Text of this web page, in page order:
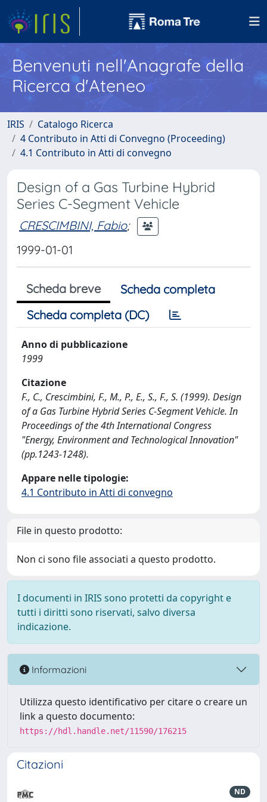
Benvenuti nell'Anagrafe della
Ricerca d'Ateneo
IRIS
Catalogo Ricerca
4 Contributo in Atti di Convegno (Proceeding)
4.1 Contributo in Atti di convegno
Design of a Gas Turbine Hybrid
Series C-Segment Vehicle
CRESCIMBINI, Fabio;
1999-01-01
Scheda breve
Scheda completa
Scheda completa (DC)
Anno di pubblicazione
1999
Citazione
F., C., Crescimbini, F., M., P., E., S., F., S. (1999). Design
of a Gas Turbine Hybrid Series C-Segment Vehicle. In
Proceedings of the 4th International Congress
"Energy, Environment and Technological Innovation"
(pp.1243-1248).
Appare nelle tipologie:
4.1 Contributo in Atti di convegno
File in questo prodotto:
Non ci sono file associati a questo prodotto.
I documenti in IRIS sono protetti da copyright e
tutti i diritti sono riservati, salvo diversa
indicazione.
Informazioni
Utilizza questo identificativo per citare o creare un
link a questo documento:
https://hdl.handle.net/11590/176215
Citazioni
ND